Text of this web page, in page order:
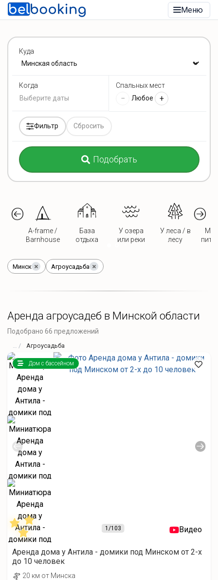
Меню
Куда
Когда Спальных мест
− Любое +
Фильтр Сбросить
Подобрать
A-frame /
Barnhouse
База
отдыха
У озера
или реки
У леса / в
лесу
Минск Агроусадьба
Аренда агроусадеб в Минской области
Подобрано 66 предложений
Агроусадьба
1 /103
Дом с бассейном
Видео
Аренда дома у Антила - домики под Минском от 2-х
до 10 человек
20 км от Минска